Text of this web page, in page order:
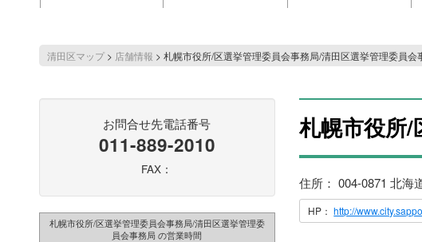
清田区マップ> 店舗情報 > 札幌市役所/区選挙管理委員会事務局/清田区選挙管理委員会
お問合せ先電話番号
011-889-2010
FAX：
札幌市役所/区選挙管理委員会事務局/清田区選挙管理委
員会事務局 の営業時間
札幌市役所/
住所： 004-0871 北海
HP：http://